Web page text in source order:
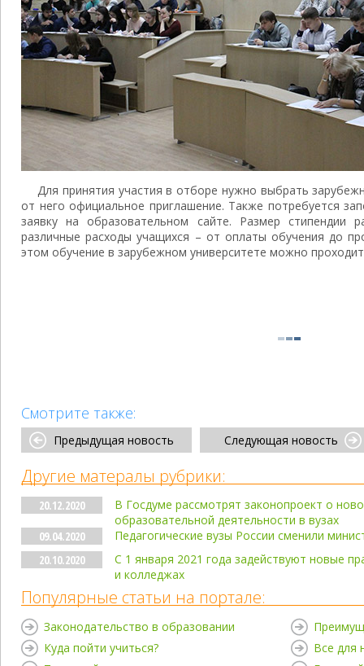
Для принятия участия в отборе нужно выбрать
от него официальное приглашение. Также потребуется
заявку на образовательном сайте. Размер стипендии
различные расходы учащихся – от оплаты обучения до
этом обучение в зарубежном университете можно
Смотрите также:
Предыдущая новость Следующая новость
Другие матералы рубрики:
20.12.2020
В Госдуме рассмотрят законопроект о
образовательной деятельности в вузах
09.04.2020
Педагогические вузы России сменили
20.10.2020
С 1 января 2021 года задействуют новые
и колледжах
Популярные статьи на портале:
Законодательство в образовании
Куда пойти учиться?
Все для